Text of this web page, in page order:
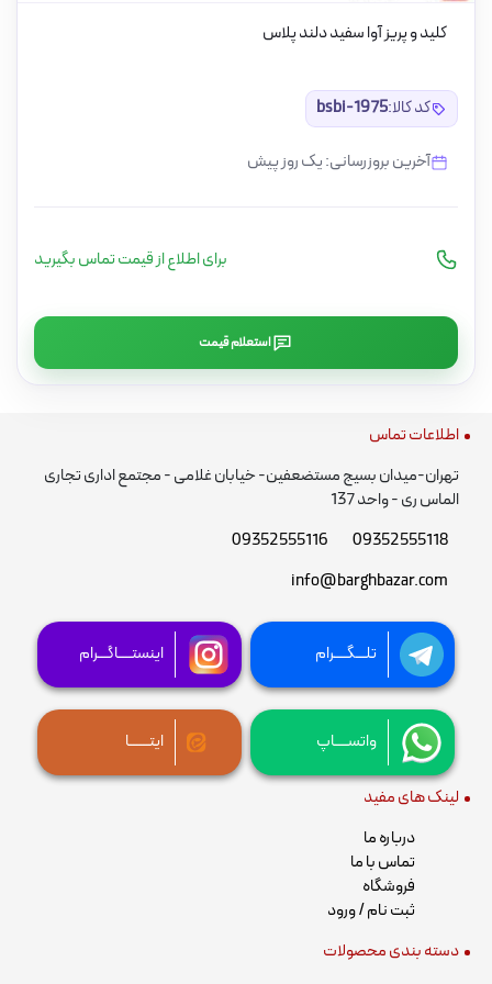
کلید و پریز آوا سفید دلند پلاس
کد کالا:bsbi-1975
آخرین بروزرسانی: یک روز پیش
برای اطلاع از قیمت تماس بگیرید
استعلام قیمت
اطلاعات تماس
تهران-میدان بسیج مستضعفین- خیابان غلامی - مجتمع اداری تجاری
الماس ری - واحد 137
09352555118
09352555116
info@barghbazar.com
تلـــگــــرام اینستــــاگـــرام
واتســــاپ ایتــــــا
لینک های مفید
درباره ما
تماس با ما
فروشگاه
ثبت نام / ورود
دسته بندی محصولات